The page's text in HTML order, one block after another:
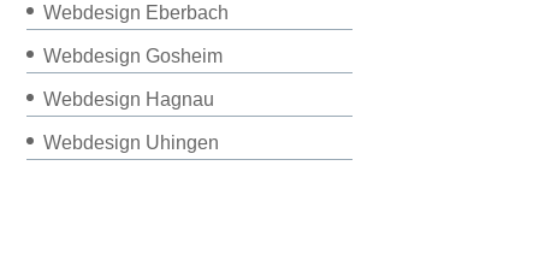
Webdesign Eberbach
Webdesign Gosheim
Webdesign Hagnau
Webdesign Uhingen